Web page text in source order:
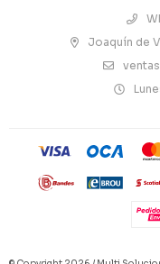
Joaquín de